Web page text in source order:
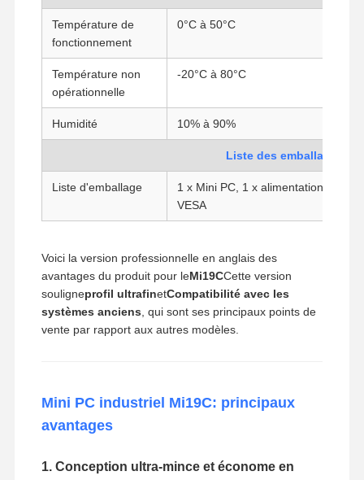
Température de
fonctionnement
0°C à 50°C
Température non
opérationnelle
-20°C à 80°C
Humidité 10% à 90%
Liste des emballages
Liste d'emballage
1 x Mini PC, 1 x alimentation
VESA
Voici la version professionnelle en anglais des
avantages du produit pour leMi19CCette version
souligneprofil ultrafinetCompatibilité avec les
systèmes anciens , qui sont ses principaux points de
vente par rapport aux autres modèles.
Mini PC industriel Mi19C: principaux
avantages
1. Conception ultra-mince et économe en